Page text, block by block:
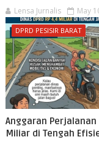
Lensa Jurnalis May
DPRD PESISIR BARAT
Anggaran Perjalanan
Miliar di Tengah